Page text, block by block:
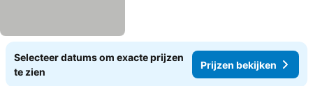
Selecteer datums om exacte prijzen
te zien
Prijzen bekijken